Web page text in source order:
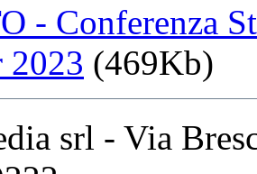
- Conferenza
2023 (469Kb)
srl - Via